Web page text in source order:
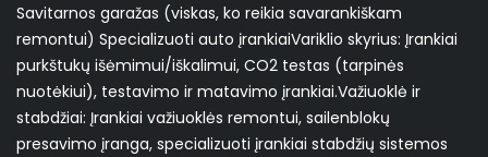
Savitarnos garažas (viskas, ko reikia savarankiškam
remontui) Specializuoti auto įrankiai ​Variklio skyrius: Įrankiai
purkštukų išėmimui/iškalimui, CO2 testas (tarpinės
nuotėkiui), testavimo ir matavimo įrankiai. ​Važiuoklė ir
stabdžiai: Įrankiai važiuoklės remontui, sailenblokų
presavimo įranga, specializuoti įrankiai stabdžių sistemos